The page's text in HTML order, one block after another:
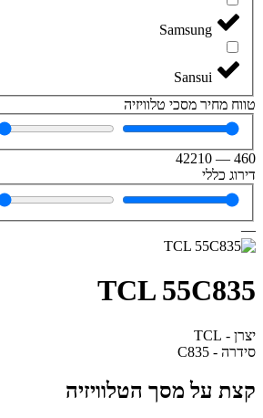
Samsung
Sansui
טווח מחיר מסכי טלוויזיה
460
—
42210
דירוג כללי
—
TCL 55C835
יצרן - TCL
סידרה - C835
קצת על מסך הטלוויזיה